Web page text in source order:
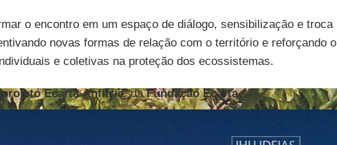
o encontro em um espaço de diálogo, sensibilização e troca
novas formas de relação com o território e reforçando o
e coletivas na proteção dos ecossistemas.
projeto Ecarta Anfitriã, daFundação Ecarta.